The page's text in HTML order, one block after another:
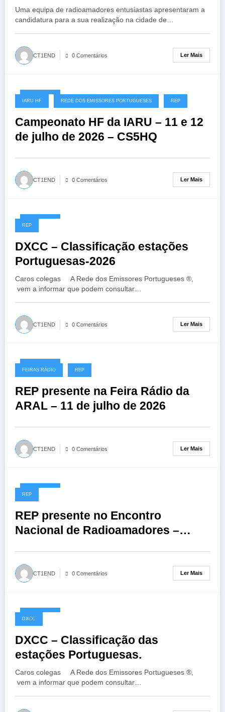
Uma equipa de radioamadores entusiastas apresentaram a
candidatura para a sua realização na cidade de…
CT1END 0 Comentários Ler Mais
08/07/2026
IARU HF REDE DOS EMISSORES PORTUGUESES REP
Campeonato HF da IARU – 11 e 12
de julho de 2026 – CS5HQ
CT1END 0 Comentários Ler Mais
06/07/2026
REP
DXCC – Classificação estações
Portuguesas-2026
Caros colegas A Rede dos Emissores Portugueses ®,
vem a informar que podem consultar…
CT1END 0 Comentários Ler Mais
25/06/2026
FEIRAS RÁDIO REP
REP presente na Feira Rádio da
ARAL – 11 de julho de 2026
CT1END 0 Comentários Ler Mais
01/06/2026
REP
REP presente no Encontro
Nacional de Radioamadores –
CT1END 0 Comentários Ler Mais
10/05/2026
DXCC
DXCC – Classificação das
estações Portuguesas.
Caros colegas A Rede dos Emissores Portugueses ®,
vem a informar que podem consultar…